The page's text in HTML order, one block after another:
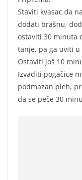
Staviti kvasac da
dodati brašnu,
ostaviti 30 minuta
tanje, pa ga uviti u
Ostaviti još 10
Izvaditi pogačice
podmazan pleh,
da se peče 30